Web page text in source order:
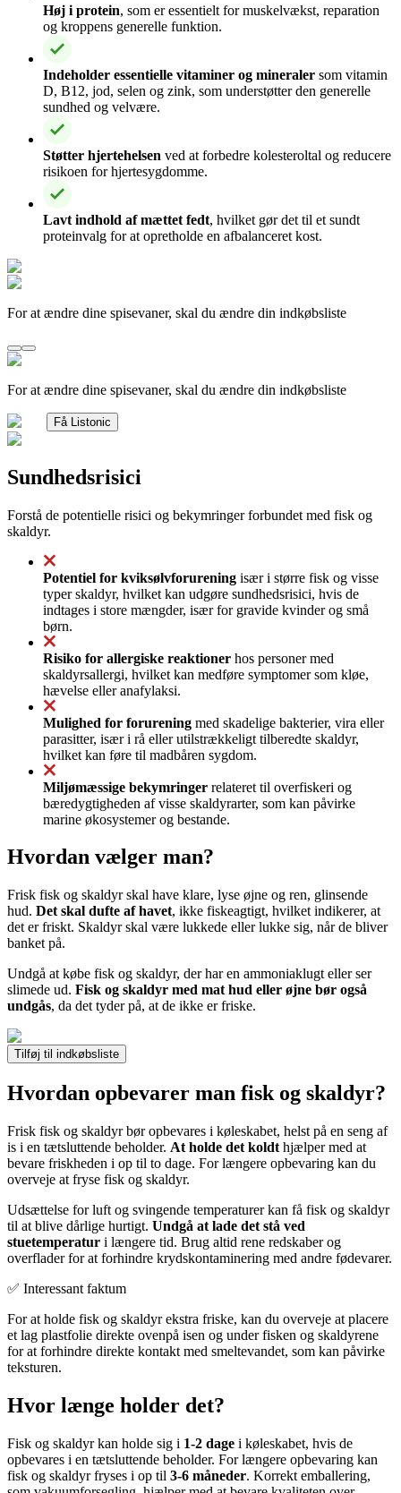
Høj i protein, som er essentielt for muskelvækst, reparation
og kroppens generelle funktion.
Indeholder essentielle vitaminer og mineraler som vitamin
D, B12, jod, selen og zink, som understøtter den generelle
sundhed og velvære.
Støtter hjertehelsen ved at forbedre kolesteroltal og reducere
risikoen for hjertesygdomme.
Lavt indhold af mættet fedt, hvilket gør det til et sundt
proteinvalg for at opretholde en afbalanceret kost.
For at ændre dine spisevaner, skal du ændre din indkøbsliste
For at ændre dine spisevaner, skal du ændre din indkøbsliste
Få Listonic
Sundhedsrisici
Forstå de potentielle risici og bekymringer forbundet med fisk og
skaldyr.
Potentiel for kviksølvforurening især i større fisk og visse
typer skaldyr, hvilket kan udgøre sundhedsrisici, hvis de
indtages i store mængder, især for gravide kvinder og små
børn.
Risiko for allergiske reaktioner hos personer med
skaldyrsallergi, hvilket kan medføre symptomer som kløe,
hævelse eller anafylaksi.
Mulighed for forurening med skadelige bakterier, vira eller
parasitter, især i rå eller utilstrækkeligt tilberedte skaldyr,
hvilket kan føre til madbåren sygdom.
Miljømæssige bekymringer relateret til overfiskeri og
bæredygtigheden af visse skaldyrarter, som kan påvirke
marine økosystemer og bestande.
Hvordan vælger man?
Frisk fisk og skaldyr skal have klare, lyse øjne og ren, glinsende
hud. Det skal dufte af havet, ikke fiskeagtigt, hvilket indikerer, at
det er friskt. Skaldyr skal være lukkede eller lukke sig, når de bliver
banket på.
Undgå at købe fisk og skaldyr, der har en ammoniaklugt eller ser
slimede ud. Fisk og skaldyr med mat hud eller øjne bør også
undgås, da det tyder på, at de ikke er friske.
Tilføj til indkøbsliste
Hvordan opbevarer man fisk og skaldyr?
Frisk fisk og skaldyr bør opbevares i køleskabet, helst på en seng af
is i en tætsluttende beholder. At holde det koldt hjælper med at
bevare friskheden i op til to dage. For længere opbevaring kan du
overveje at fryse fisk og skaldyr.
Udsættelse for luft og svingende temperaturer kan få fisk og skaldyr
til at blive dårlige hurtigt. Undgå at lade det stå ved
stuetemperatur i længere tid. Brug altid rene redskaber og
overflader for at forhindre krydskontaminering med andre fødevarer.
✅ Interessant faktum
For at holde fisk og skaldyr ekstra friske, kan du overveje at placere
et lag plastfolie direkte ovenpå isen og under fisken og skaldyrene
for at forhindre direkte kontakt med smeltevandet, som kan påvirke
teksturen.
Hvor længe holder det?
Fisk og skaldyr kan holde sig i 1-2 dage i køleskabet, hvis de
opbevares i en tætsluttende beholder. For længere opbevaring kan
fisk og skaldyr fryses i op til 3-6 måneder. Korrekt emballering,